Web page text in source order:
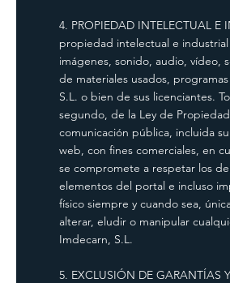
4. PROPIEDAD INTELECTUAL
propiedad intelectual e
imágenes, sonido, audio, vídeo,
de materiales usados,
S.L. o bien de sus licenciantes.
segundo, de la Ley de
comunicación pública, incluida
web, con fines comerciales, en
se compromete a respetar los
elementos del portal e incluso
físico siempre y cuando sea,
alterar, eludir o manipular
Imdecarn, S.L.
5. EXCLUSIÓN DE GARANTÍAS